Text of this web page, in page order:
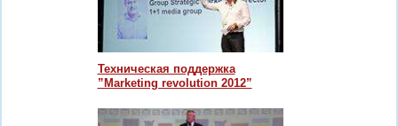
Техническая поддержка
”Marketing revolution 2012”